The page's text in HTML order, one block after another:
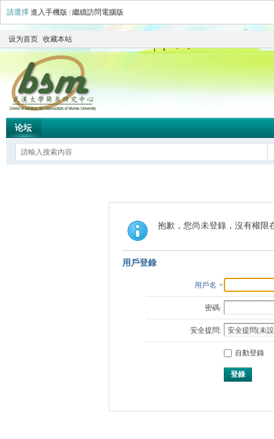
請選擇 進入手機版 繼續訪問電腦版
设为首页 收藏本站
论坛
抱歉，您尚未登錄，沒有權限
用戶登錄
用戶名
密碼:
安全提問:
自動登錄
登錄